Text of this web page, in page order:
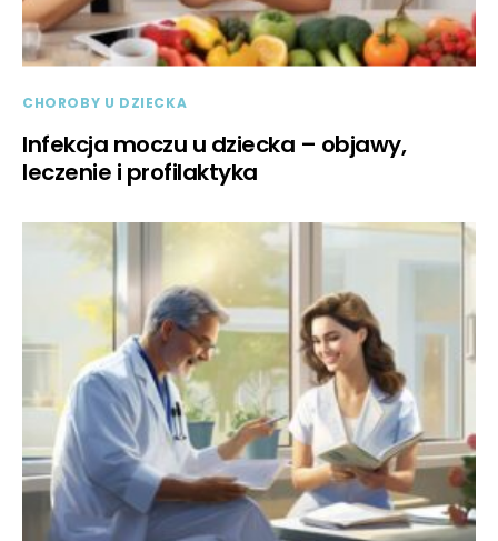
CHOROBY U DZIECKA
Infekcja moczu u dziecka – objawy,
leczenie i profilaktyka